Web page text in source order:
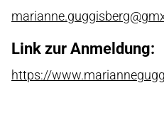
Link zur Anmeldung:
https://